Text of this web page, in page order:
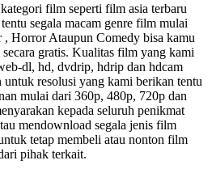
film seperti film asia terbaru
segala macam genre film mulai
Horror Ataupun Comedy bisa kamu
gratis. Kualitas film yang kami
dl, hd, dvdrip, hdrip dan hdcam
resolusi yang kami berikan tentu
mulai dari 360p, 480p, 720p dan
kepada seluruh penikmat
mendownload segala jenis film
tetap membeli atau nonton film
pihak terkait.